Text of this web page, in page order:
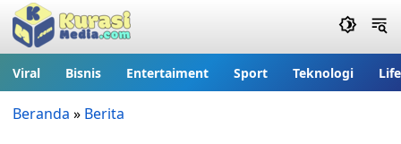
Viral Bisnis Entertaiment Sport Teknologi
Beranda » Berita